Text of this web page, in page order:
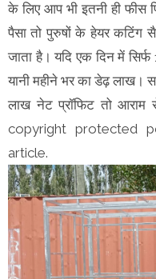
के लिए आप भी इतनी ही
पैसा तो पुरुषों के हेयर कटिंग
जाता है। यदि एक दिन में
यानी महीने भर का डेढ़ लाख।
लाख नेट प्रॉफिट तो आराम
copyright protected
article.